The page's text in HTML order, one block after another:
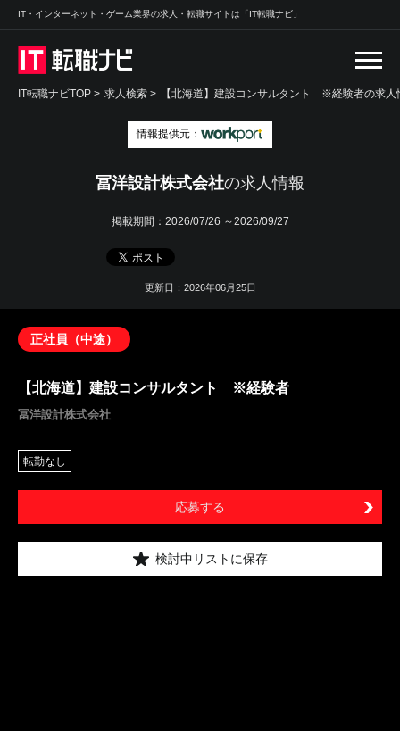
IT・インターネット・ゲーム業界の求人・転職サイトは「IT転職ナビ」
IT転職ナビTOP > 求人検索 > 【北海道】建設コンサルタント ※経験者の求人
情報提供元：
冨洋設計株式会社の求人情報
掲載期間： 2026/07/26 ～2026/09/27
更新日：2026年06月25日
正社員（中途）
【北海道】建設コンサルタント ※経験者
冨洋設計株式会社
転勤なし
応募する
検討中リストに保存